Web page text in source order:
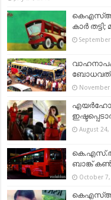
കാര്‍
November
August 24,
ബാങ്ക്‌
October 7,